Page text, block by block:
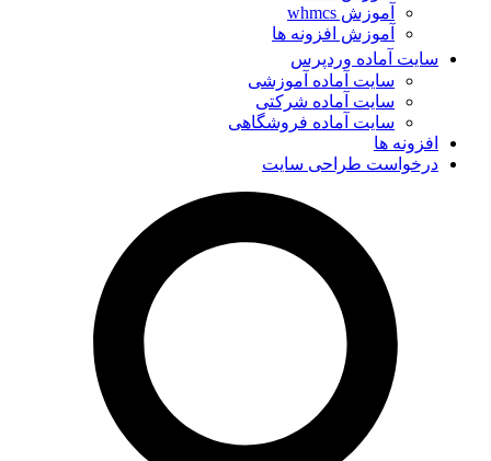
آموزش whmcs
آموزش افزونه ها
سایت آماده وردپرس
سایت آماده آموزشی
سایت آماده شرکتی
سایت آماده فروشگاهی
افزونه ها
درخواست طراحی سایت